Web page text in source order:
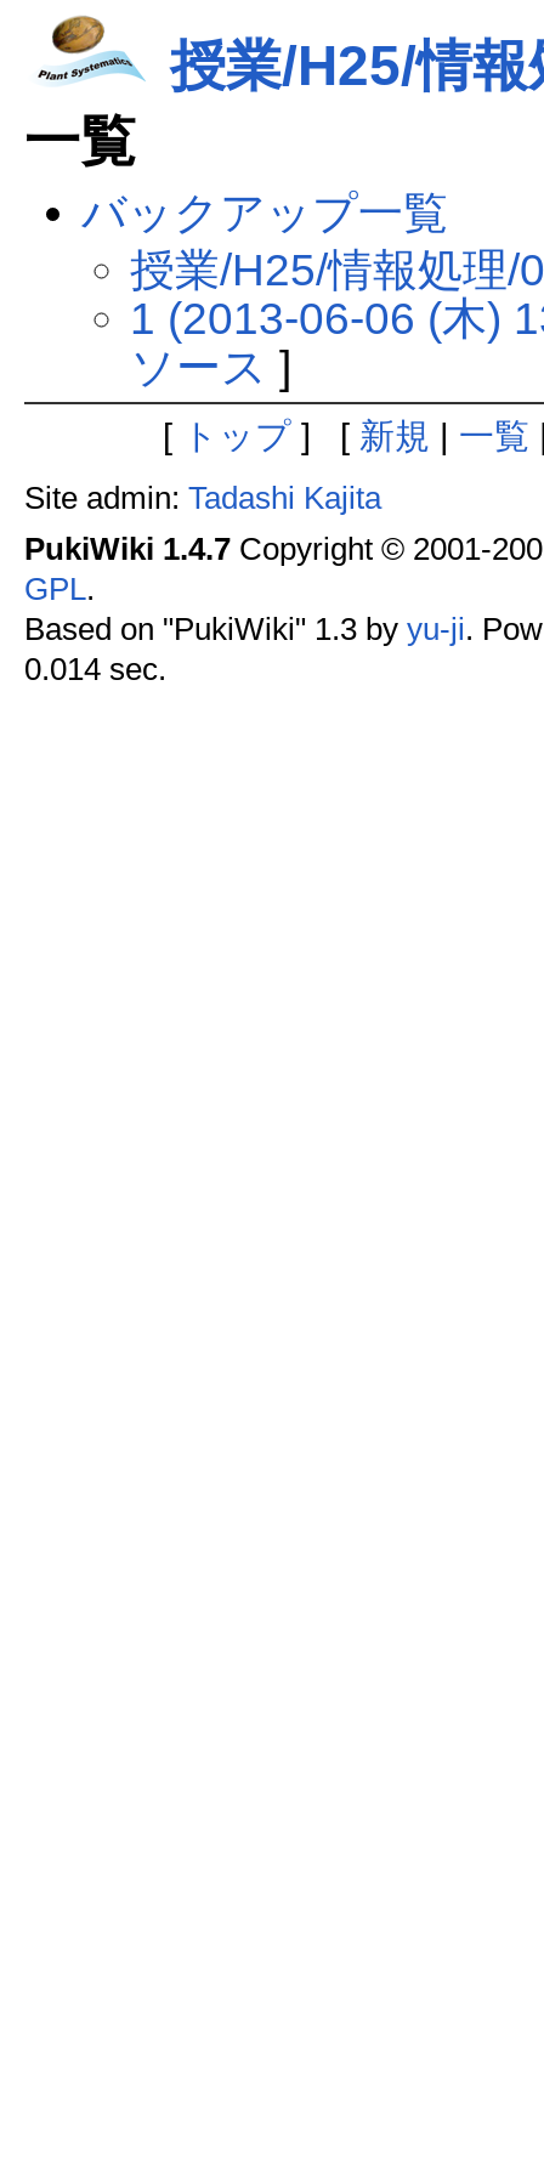
授業/H25/情
一覧
バックアップ一覧
授業/H25/情報処理/
1 (2013-06-06 (木)
ソース ]
[ トップ ] [ 新規 | 一覧
Site admin: Tadashi Kajita
PukiWiki 1.4.7Copyright © 2001-
GPL .
Based on "PukiWiki" 1.3 by yu-ji.
0.014 sec.